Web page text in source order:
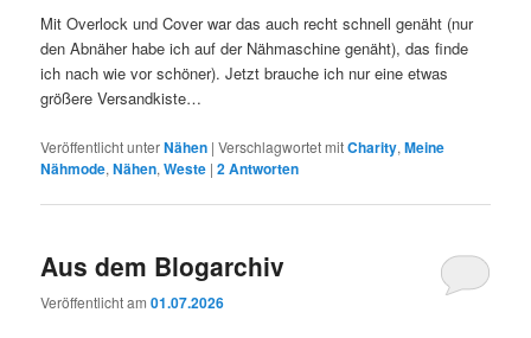
Mit Overlock und Cover war das auch recht schnell genäht (nur
den Abnäher habe ich auf der Nähmaschine genäht), das finde
ich nach wie vor schöner). Jetzt brauche ich nur eine etwas
größere Versandkiste…
Veröffentlicht unterNähen |Verschlagwortet mitCharity,Meine
Nähmode,Nähen,Weste |2Antworten
Aus dem Blogarchiv
Veröffentlicht am01.07.2026